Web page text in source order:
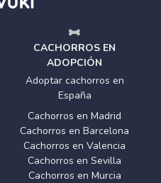
CACHORROS EN
ADOPCIÓN
Adoptar cachorros en
España
Cachorros en Madrid
Cachorros en Barcelona
Cachorros en Valencia
Cachorros en Sevilla
Cachorros en Murcia